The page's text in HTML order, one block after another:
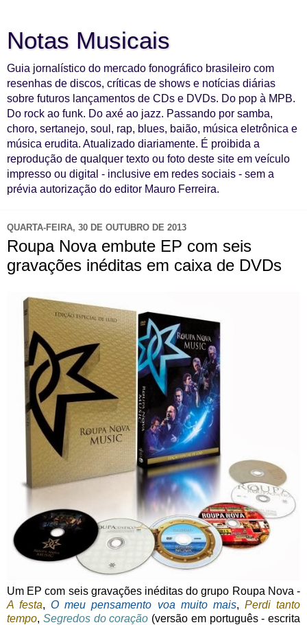
Notas Musicais
Guia jornalístico do mercado fonográfico brasileiro com
resenhas de discos, críticas de shows e notícias diárias
sobre futuros lançamentos de CDs e DVDs. Do pop à MPB.
Do rock ao funk. Do axé ao jazz. Passando por samba,
choro, sertanejo, soul, rap, blues, baião, música eletrônica e
música erudita. Atualizado diariamente. É proibida a
reprodução de qualquer texto ou foto deste site em veículo
impresso ou digital - inclusive em redes sociais - sem a
prévia autorização do editor Mauro Ferreira.
QUARTA-FEIRA, 30 DE OUTUBRO DE 2013
Roupa Nova embute EP com seis
gravações inéditas em caixa de DVDs
Um EP com seis gravações inéditas do grupo Roupa Nova -
A festa,O meu pensamento voa muito mais, Perdi tanto
tempo, Segredos do coração (versão em português - escrita